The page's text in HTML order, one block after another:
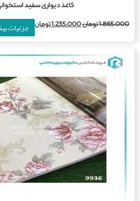
کاغذ دیواری سفید استخوانی C1453
تومان1,235,000تومان جزئیات بیشتر ...